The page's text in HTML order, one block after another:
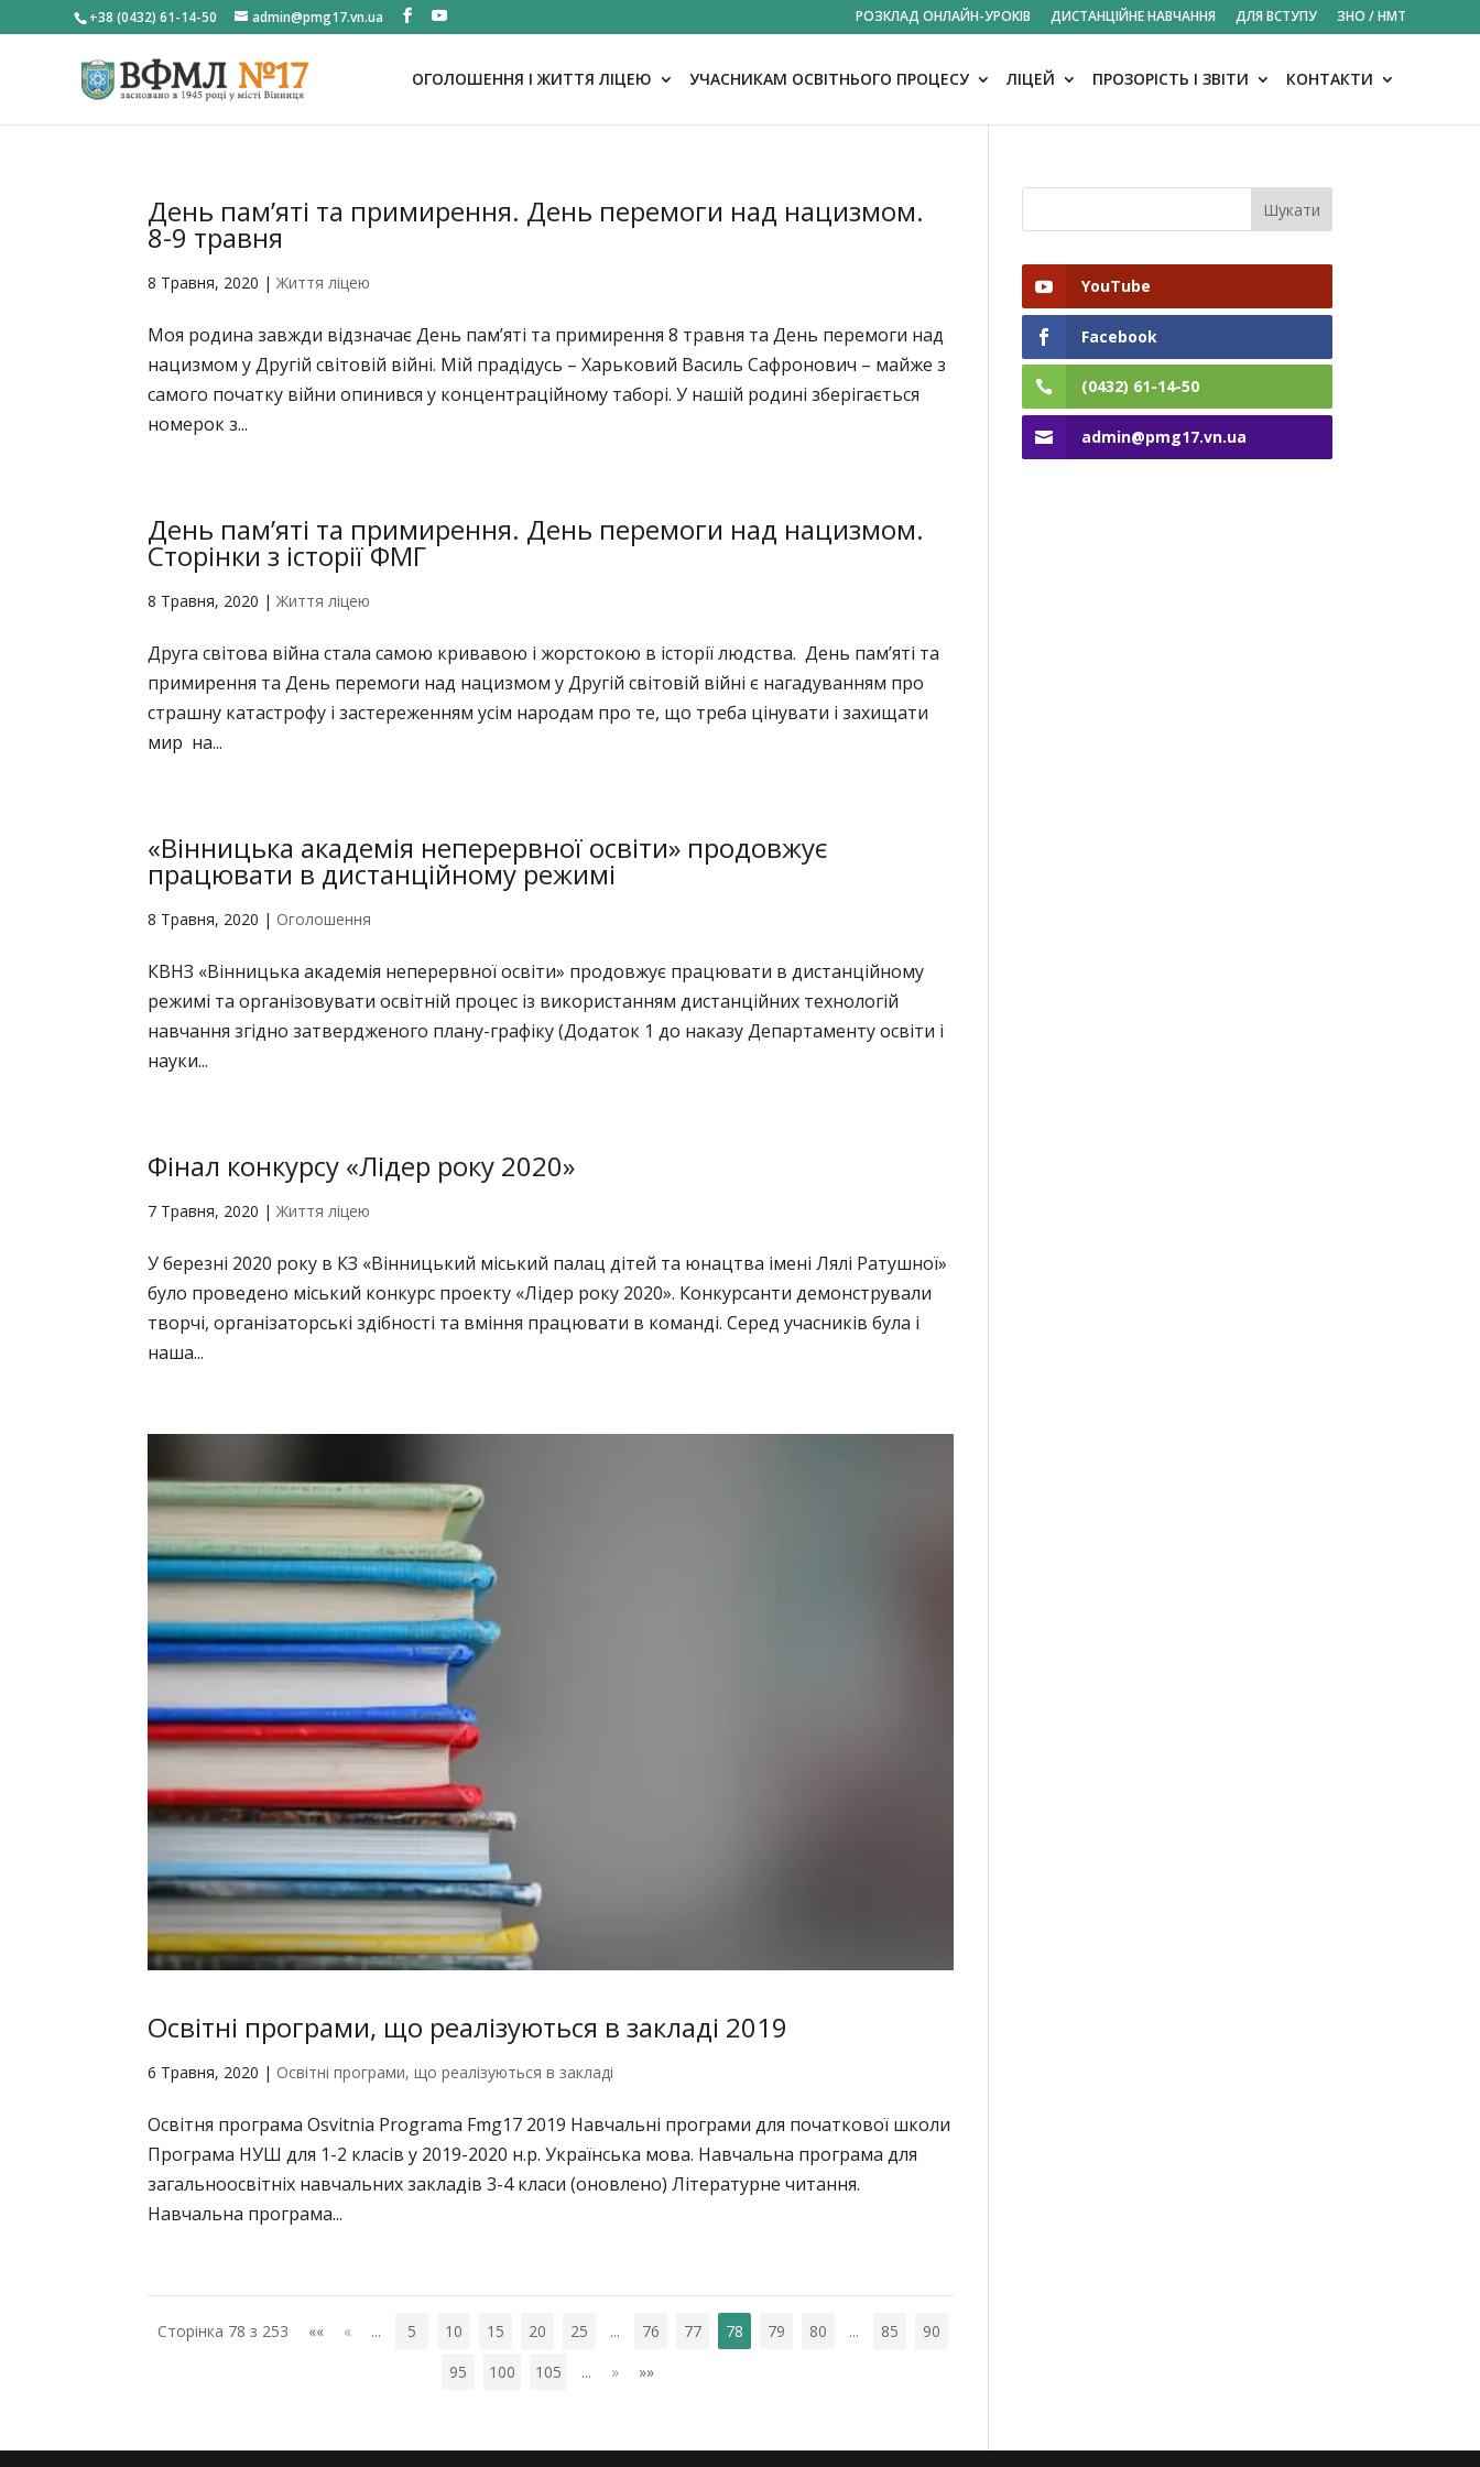
+38 (0432) 61-14-50 admin@pmg17.vn.ua РОЗКЛАД ОНЛАЙН-УРОКІВ ДИСТАНЦІЙНЕ НАВЧАННЯ ДЛЯ ВСТУПУ ЗНО / НМТ
ОГОЛОШЕННЯ І ЖИТТЯ ЛІЦЕЮ УЧАСНИКАМ ОСВІТНЬОГО ПРОЦЕСУ ЛІЦЕЙ ПРОЗОРІСТЬ І ЗВІТИ КОНТАКТИ
День пам’яті та примирення. День перемоги над нацизмом.
8-9 травня
8 Травня, 2020 |Життя ліцею
Моя родина завжди відзначає День пам’яті та примирення 8 травня та День перемоги над
нацизмом у Другій світовій війні. Мій прадідусь – Харьковий Василь Сафронович – майже з
самого початку війни опинився у концентраційному таборі. У нашій родині зберігається
номерок з...
День пам’яті та примирення. День перемоги над нацизмом.
Сторінки з історії ФМГ
8 Травня, 2020 |Життя ліцею
Друга світова війна стала самою кривавою і жорстокою в історії людства. День пам’яті та
примирення та День перемоги над нацизмом у Другій світовій війні є нагадуванням про
страшну катастрофу і застереженням усім народам про те, що треба цінувати і захищати
мир на...
«Вінницька академія неперервної освіти» продовжує
працювати в дистанційному режимі
8 Травня, 2020 | Оголошення
КВНЗ «Вінницька академія неперервної освіти» продовжує працювати в дистанційному
режимі та організовувати освітній процес із використанням дистанційних технологій
навчання згідно затвердженого плану-графіку (Додаток 1 до наказу Департаменту освіти і
науки...
Фінал конкурсу «Лідер року 2020»
7 Травня, 2020 |Життя ліцею
У березні 2020 року в КЗ «Вінницький міський палац дітей та юнацтва імені Лялі Ратушної»
було проведено міський конкурс проекту «Лідер року 2020». Конкурсанти демонстрували
творчі, організаторські здібності та вміння працювати в команді. Серед учасників була і
наша...
Освітні програми, що реалізуються в закладі 2019
6 Травня, 2020 | Освітні програми, що реалізуються в закладі
Освітня програма Osvitnia Programa Fmg17 2019 Навчальні програми для початкової школи
Програма НУШ для 1-2 класів у 2019-2020 н.р. Українська мова. Навчальна програма для
загальноосвітніх навчальних закладів 3-4 класи (оновлено) Літературне читання.
Навчальна програма...
Сторінка 78 з 253 «« « ... 5 10 15 20 25 ... 76 77 78 79 80 ... 85
90
95
100 105 ... » »»
YouTube
Facebook
(0432) 61-14-50
admin@pmg17.vn.ua